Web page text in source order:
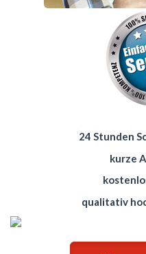
24 Stunden
kurze
qualitativ